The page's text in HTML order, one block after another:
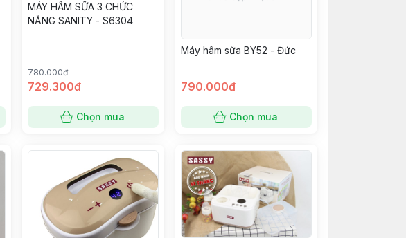
MÁY HÂM SỮA 3 CHỨC
NĂNG SANITY - S6304
780.000đ
729.300đ
Chọn mua
Máy hâm sữa BY52 - Đức
790.000đ
Chọn mua